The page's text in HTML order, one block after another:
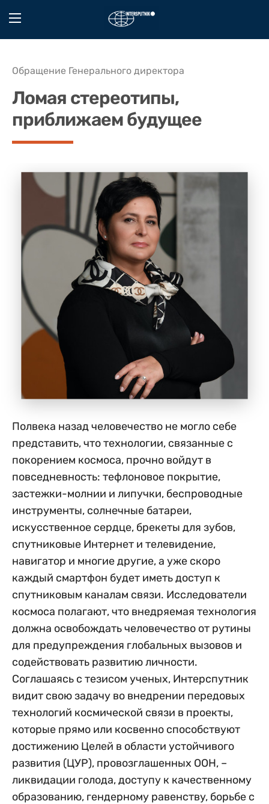
Обращение Генерального директора
Ломая стереотипы,
приближаем будущее
Полвека назад человечество не могло себе
представить, что технологии, связанные с
покорением космоса, прочно войдут в
повседневность: тефлоновое покрытие,
застежки-молнии и липучки, беспроводные
инструменты, солнечные батареи,
искусственное сердце, брекеты для зубов,
спутниковые Интернет и телевидение,
навигатор и многие другие, а уже скоро
каждый смартфон будет иметь доступ к
спутниковым каналам связи. Исследователи
космоса полагают, что внедряемая технология
должна освобождать человечество от рутины
для предупреждения глобальных вызовов и
содействовать развитию личности.
Соглашаясь с тезисом ученых, Интерспутник
видит свою задачу во внедрении передовых
технологий космической связи в проекты,
которые прямо или косвенно способствуют
достижению Целей в области устойчивого
развития (ЦУР), провозглашенных ООН, –
ликвидации голода, доступу к качественному
образованию, гендерному равенству, борьбе с